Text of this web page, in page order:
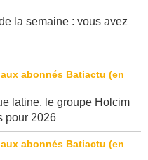
la semaine : vous avez
latine, le groupe Holcim